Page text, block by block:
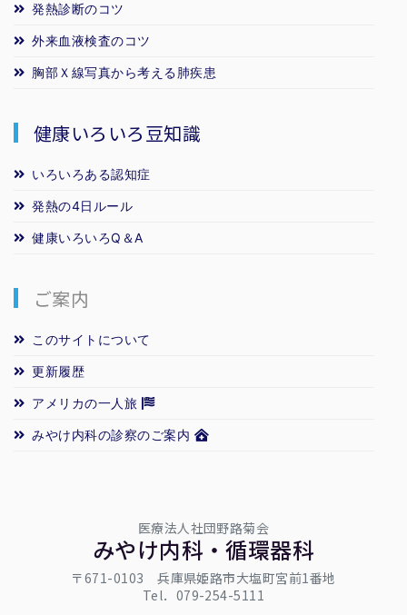
発熱診断のコツ
外来血液検査のコツ
胸部Ｘ線写真から考える肺疾患
健康いろいろ豆知識
いろいろある認知症
発熱の4日ルール
健康いろいろQ＆A
ご案内
このサイトについて
更新履歴
アメリカの一人旅
みやけ内科の診察のご案内
医療法人社団野路菊会
みやけ内科・循環器科
〒671-0103 兵庫県姫路市大塩町宮前1番地
Tel．079-254-5111